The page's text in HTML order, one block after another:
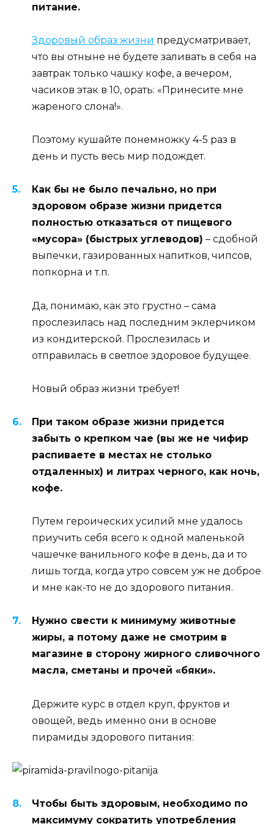
питание.
Здоровый образ жизни предусматривает,
что вы отныне не будете заливать в себя на
завтрак только чашку кофе, а вечером,
часиков этак в 10, орать: «Принесите мне
жареного слона!».
Поэтому кушайте понемножку 4-5 раз в
день и пусть весь мир подождет.
Как бы не было печально, но при
здоровом образе жизни придется
полностью отказаться от пищевого
«мусора» (быстрых углеводов) – сдобной
выпечки, газированных напитков, чипсов,
попкорна и т.п.
Да, понимаю, как это грустно – сама
прослезилась над последним эклерчиком
из кондитерской. Прослезилась и
отправилась в светлое здоровое будущее.
Новый образ жизни требует!
При таком образе жизни придется
забыть о крепком чае (вы же не чифир
распиваете в местах не столько
отдаленных) и литрах черного, как ночь,
кофе.
Путем героических усилий мне удалось
приучить себя всего к одной маленькой
чашечке ванильного кофе в день, да и то
лишь тогда, когда утро совсем уж не доброе
и мне как-то не до здорового питания.
Нужно свести к минимуму животные
жиры, а потому даже не смотрим в
магазине в сторону жирного сливочного
масла, сметаны и прочей «бяки».
Держите курс в отдел круп, фруктов и
овощей, ведь именно они в основе
пирамиды здорового питания:
Чтобы быть здоровым, необходимо по
максимуму сократить употребления